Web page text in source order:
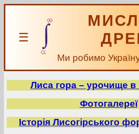
☰
Ми робимо
Лиса гора – урочище в
Фотогалереї
Історія Лисогірського